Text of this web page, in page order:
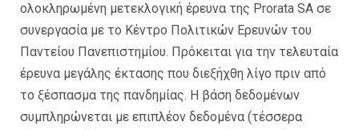
ολοκληρωμένη μετεκλογική έρευνα της Prorata SA σε
συνεργασία με το Κέντρο Πολιτικών Ερευνών του
Παντείου Πανεπιστημίου. Πρόκειται για την τελευταία
έρευνα μεγάλης έκτασης που διεξήχθη λίγο πριν από
το ξέσπασμα της πανδημίας. Η βάση δεδομένων
συμπληρώνεται με επιπλέον δεδομένα (τέσσερα